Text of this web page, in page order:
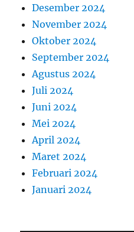
Desember 2024
November 2024
Oktober 2024
September 2024
Agustus 2024
Juli 2024
Juni 2024
Mei 2024
April 2024
Maret 2024
Februari 2024
Januari 2024